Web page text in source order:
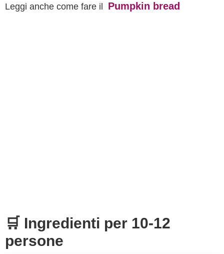
Leggi anche come fare il Pumpkin bread
🛒 Ingredienti per 10-12
persone